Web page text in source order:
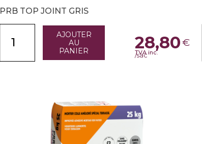
PRB TOP JOINT GRIS
AJOUTER
AU
PANIER
28,80€
TVA inc.
/sac